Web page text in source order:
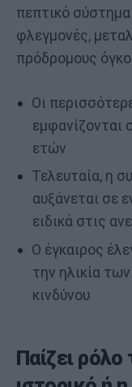
πεπτικό
φλεγμονές,
πρόδρομους
Οι
εμφανίζονται
ετών
Τελευταία, η
αυξάνεται σε
ειδικά στις
Ο έγκαιρος
την ηλικία
κινδύνου
Παίζει ρόλο